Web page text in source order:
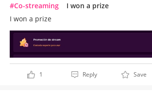
#Co-streaming
I won a prize
I won a prize
1 Reply Save